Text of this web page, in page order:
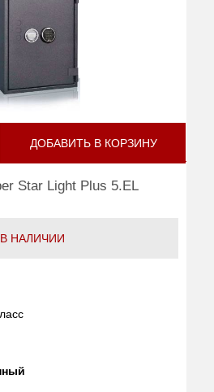
ДОБАВИТЬ В КОРЗИНУ
Star Light Plus 5.EL
В НАЛИЧИИ